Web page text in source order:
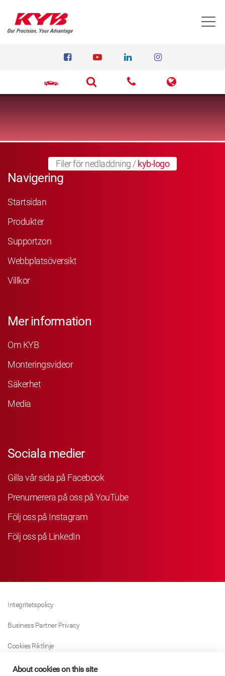
Filer för nedladdning / kyb-logo
Navigering
Startsidan
Produkter
Supportzon
Webbplatsöversikt
Villkor
Mer information
Om KYB
Monteringsvideor
Säkerhet
Media
Sociala medier
Gilla vår sida på Facebook
Prenumerera på oss på YouTube
Följ oss på Instagram
Följ oss på LinkedIn
Integritetspolicy
Business Partner Privacy
Cookies Riktlinje
Modern Slavery Act Policy
About cookies on this site